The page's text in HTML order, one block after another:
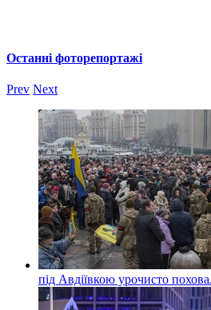
Останні фоторепортажі
Prev Next
під Авдіївкою урочисто